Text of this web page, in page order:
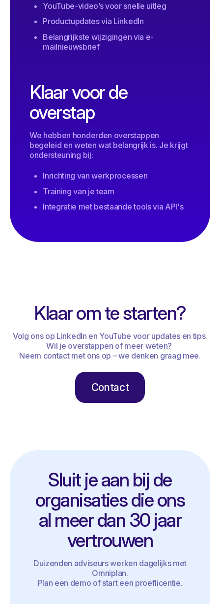
YouTube-video’s voor snelle uitleg
Productupdates via LinkedIn
Belangrijkste wijzigingen via e-
mailnieuwsbrief
Klaar voor de
overstap
We hebben honderden overstappen
begeleid en weten wat belangrijk is. Je krijgt
ondersteuning bij:
Inrichting van werkprocessen
Training van je team
Integratie met bestaande tools via API's
Klaar om te starten?
Volg ons op LinkedIn en YouTube voor updates en tips.
Wil je overstappen of meer weten?
Neem contact met ons op – we denken graag mee.
Contact
Sluit je aan bij de
organisaties die ons
al meer dan 30 jaar
vertrouwen
Duizenden adviseurs werken dagelijks met
Omniplan.
Plan een demo of start een proeflicentie.